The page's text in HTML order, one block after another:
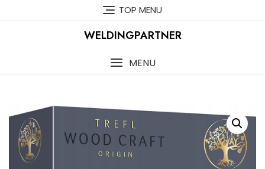
TOP MENU
WELDINGPARTNER
MENU